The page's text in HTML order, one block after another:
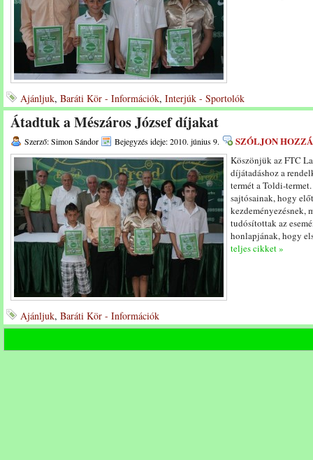
Ajánljuk, Baráti Kör - Információk, Interjúk - Sportolók
Átadtuk a Mészáros József díjakat
Szerző: Simon Sándor Bejegyzés ideje: 2010. június 9. SZÓLJON HOZZÁ
Köszönjük az FTC
díjátadáshoz a
termét a Toldi-
sajtósainak, hogy
kezdeményezésnek,
tudósítottak az
honlapjának, hogy
teljes cikket »
Ajánljuk, Baráti Kör - Információk